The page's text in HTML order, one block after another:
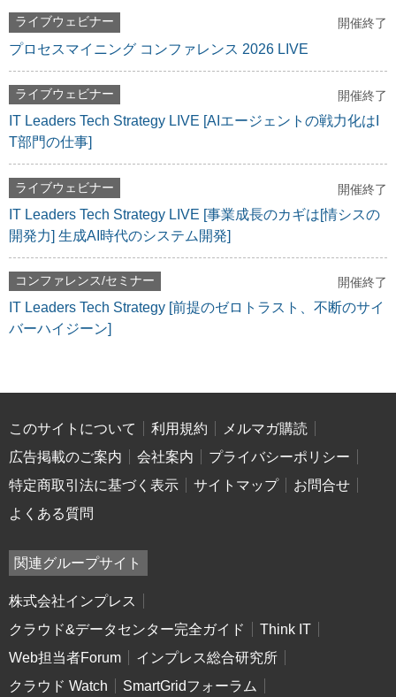
ライブウェビナー 開催終了
プロセスマイニング コンファレンス 2026 LIVE
ライブウェビナー 開催終了
IT Leaders Tech Strategy LIVE [AIエージェントの戦力化はI
T部門の仕事]
ライブウェビナー 開催終了
IT Leaders Tech Strategy LIVE [事業成長のカギは[情シスの
開発力] 生成AI時代のシステム開発]
コンファレンス/セミナー 開催終了
IT Leaders Tech Strategy [前提のゼロトラスト、不断のサイ
バーハイジーン]
このサイトについて 利用規約
メルマガ購読
広告掲載のご案内
会社案内
プライバシーポリシー
特定商取引法に基づく表示
サイトマップ
お問合せ
よくある質問
関連グループサイト
株式会社インプレス
クラウド&データセンター完全ガイド
Think IT
Web担当者Forum
インプレス総合研究所
クラウド Watch
SmartGridフォーラム